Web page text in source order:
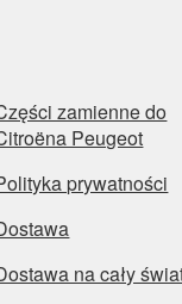
zamienne do
Peugeot
prywatności
na cały